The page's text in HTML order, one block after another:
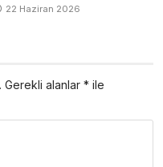
22 Haziran 2026
Gerekli alanlar * ile